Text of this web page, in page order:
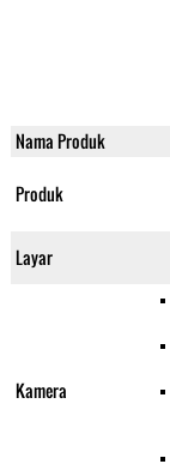
Nama Produk
Produk
Layar
Kamera